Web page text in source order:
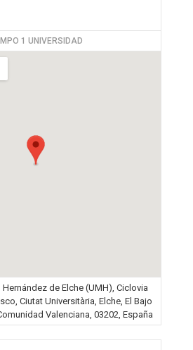
1 UNIVERSIDAD
de Elche (UMH), Ciclovia
Ciutat Universitària, Elche, El Bajo
Valenciana, 03202, España